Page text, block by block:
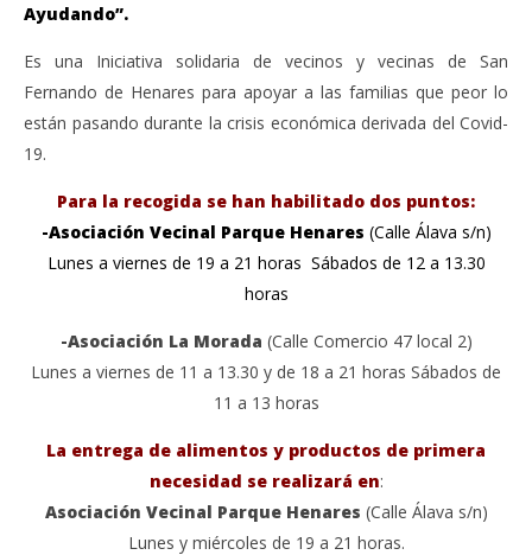
VIENDO AHORA
apoyar a las familias más necesitas, con motivo del
Covid-19
junio
11,
Ayudando”.
Es una Iniciativa solidaria de vecinos y vecinas de San
Fernando de Henares para apoyar a las familias que peor lo
están pasando durante la crisis económica derivada del Covid-
19.
Para la recogida se han habilitado dos puntos:
-Asociación Vecinal Parque Henares (Calle Álava s/n)
Lunes a viernes de 19 a 21 horas Sábados de 12 a 13.30
horas
-Asociación La Morada (Calle Comercio 47 local 2)
Lunes a viernes de 11 a 13.30 y de 18 a 21 horas Sábados de
11 a 13 horas
La entrega de alimentos y productos de primera
necesidad se realizará en:
Asociación Vecinal Parque Henares (Calle Álava s/n)
Lunes y miércoles de 19 a 21 horas.